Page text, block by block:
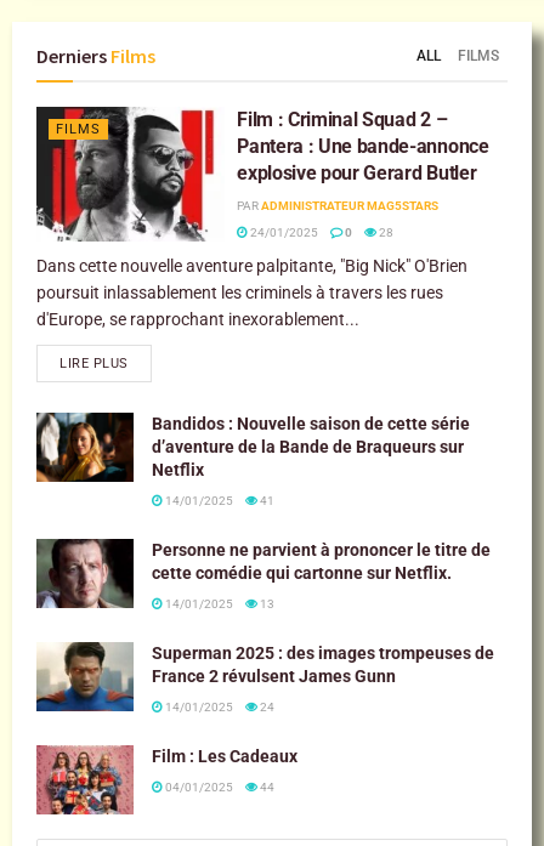
Derniers Films ALL FILMS
FILMS
Film : Criminal Squad 2 –
Pantera : Une bande-annonce
explosive pour Gerard Butler
PARADMINISTRATEUR MAG5STARS
24/01/2025
0 28
Dans cette nouvelle aventure palpitante, "Big Nick" O'Brien
poursuit inlassablement les criminels à travers les rues
d'Europe, se rapprochant inexorablement...
LIRE PLUS
Bandidos : Nouvelle saison de cette série
d’aventure de la Bande de Braqueurs sur
Netflix
14/01/2025 41
Personne ne parvient à prononcer le titre de
cette comédie qui cartonne sur Netflix.
14/01/2025 13
Superman 2025 : des images trompeuses de
France 2 révulsent James Gunn
14/01/2025 24
Film : Les Cadeaux
04/01/2025 44